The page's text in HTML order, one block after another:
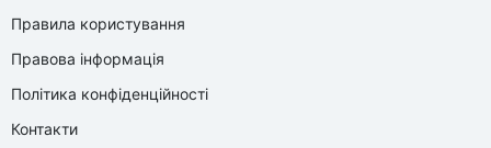
Правила користування
Правова інформація
Політика конфіденційності
Контакти